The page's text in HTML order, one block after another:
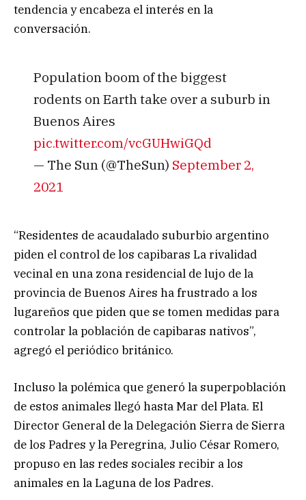
tendencia y encabeza el interés en la
conversación.
Population boom of the biggest
rodents on Earth take over a suburb in
Buenos Aires
pic.twitter.com/vcGUHwiGQd
— The Sun (@TheSun) September 2,
2021
“Residentes de acaudalado suburbio argentino
piden el control de los capibaras La rivalidad
vecinal en una zona residencial de lujo de la
provincia de Buenos Aires ha frustrado a los
lugareños que piden que se tomen medidas para
controlar la población de capibaras nativos”,
agregó el periódico británico.
Incluso la polémica que generó la superpoblación
de estos animales llegó hasta Mar del Plata. El
Director General de la Delegación Sierra de Sierra
de los Padres y la Peregrina, Julio César Romero,
propuso en las redes sociales recibir a los
animales en la Laguna de los Padres.